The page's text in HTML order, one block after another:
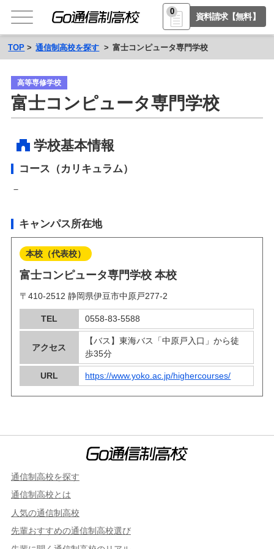
0
資料請求【無料】
TOP 通信制高校を探す 富士コンピュータ専門学校
高等専修学校
富士コンピュータ専門学校
学校基本情報
コース（カリキュラム）
－
キャンパス所在地
本校（代表校）
富士コンピュータ専門学校 本校
〒410-2512 静岡県伊豆市中原戸277-2
TEL 0558-83-5588
アクセス
【バス】東海バス「中原戸入口」から徒
歩35分
URL https://www.yoko.ac.jp/highercourses/
通信制高校を探す
通信制高校とは
人気の通信制高校
先輩おすすめの通信制高校選び